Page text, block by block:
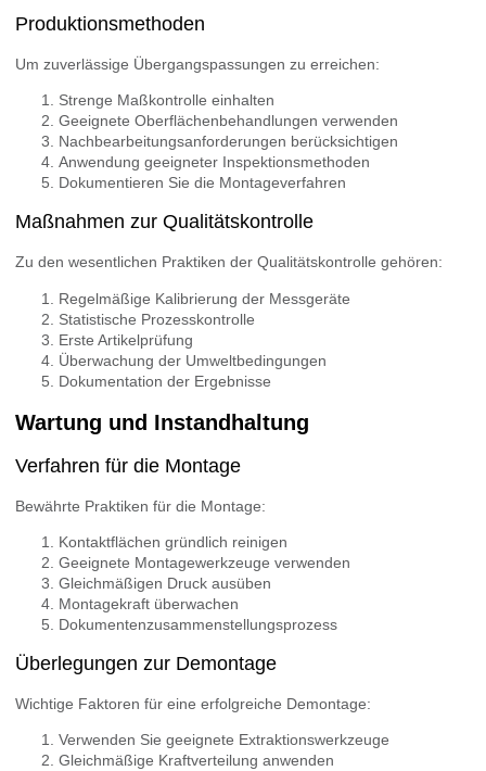
Produktionsmethoden
Um zuverlässige Übergangspassungen zu erreichen:
Strenge Maßkontrolle einhalten
Geeignete Oberflächenbehandlungen verwenden
Nachbearbeitungsanforderungen berücksichtigen
Anwendung geeigneter Inspektionsmethoden
Dokumentieren Sie die Montageverfahren
Maßnahmen zur Qualitätskontrolle
Zu den wesentlichen Praktiken der Qualitätskontrolle gehören:
Regelmäßige Kalibrierung der Messgeräte
Statistische Prozesskontrolle
Erste Artikelprüfung
Überwachung der Umweltbedingungen
Dokumentation der Ergebnisse
Wartung und Instandhaltung
Verfahren für die Montage
Bewährte Praktiken für die Montage:
Kontaktflächen gründlich reinigen
Geeignete Montagewerkzeuge verwenden
Gleichmäßigen Druck ausüben
Montagekraft überwachen
Dokumentenzusammenstellungsprozess
Überlegungen zur Demontage
Wichtige Faktoren für eine erfolgreiche Demontage:
Verwenden Sie geeignete Extraktionswerkzeuge
Gleichmäßige Kraftverteilung anwenden